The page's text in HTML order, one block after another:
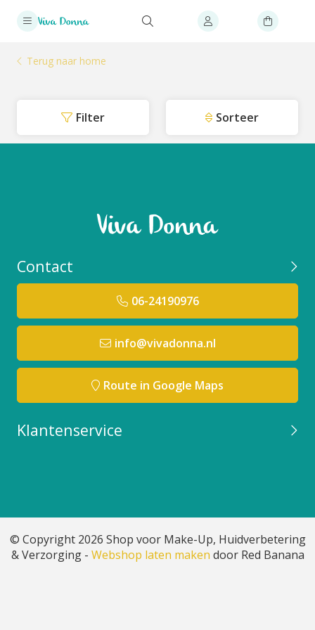
Terug naar home
Filter Sorteer
Contact
06-24190976
info@vivadonna.nl
Route in Google Maps
Klantenservice
© Copyright 2026 Shop voor Make-Up, Huidverbetering
& Verzorging - Webshop laten maken door Red Banana